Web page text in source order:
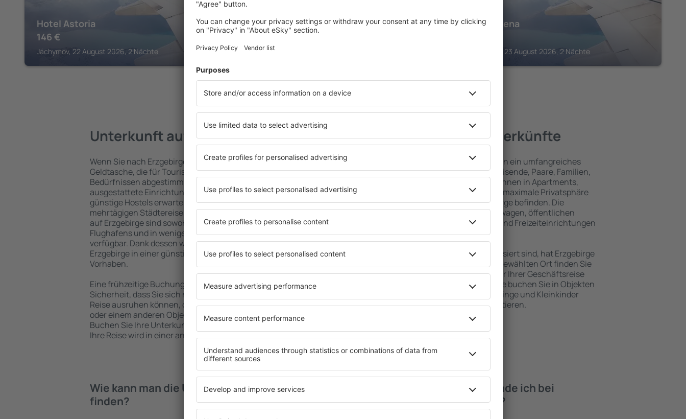
Hotel Astoria
146 €
Jáchymov, 22 August 2026, 2 Nächte
Hotel Almond
81€
Teplice, 22 August 2026, 2 Nächte
Hotel Arena
Chomutov, 23 August 2026, 2 Nächte
Mehr Angebote prüfen auf Erzgebirge
Unterkunft auf Erzgebirge
Wenn Sie nach Erzgebirge reisen, finden Sie Unterkünfte für jede
Geldtasche, die für Touristen mit unterschiedlichen
Bedürfnissen abgestimmt sind. Geräumige und komfortabel
ausgestattete Einrichtungen mit vielen Annehmlichkeiten und
günstige Hostels erwarten die Besucher, wo sie während einer
mehrtägigen Städtereise übernachten können. Die Unterkünfte
auf Erzgebirge sind sowohl im Zentrum als auch in der Nähe des
Flughafens und in weniger beliebten Stadtteilen oder Regionen
verfügbar. Dank dessen wählen Sie eine Unterkunft auf
Erzgebirge in einer günstigen Lage, abhängig von Ihren weiteren
Vorhaben.
Eine frühzeitige Buchung der Unterkunft auf Erzgebirge gibt die
Sicherheit, dass Sie sich nach dem Erreichen des Ziels nach der
Reise ausruhen können, ohne nach einem Hotel, einer Wohnung
oder einem anderen Objekt für Reisende suchen zu müssen.
Buchen Sie Ihre Unterkunft vor dem Besuch von Erzgebirge und
Ihre Reise wird in einer angenehmeren Atmosphäre verlaufen.
Erzgebirge – beste Unterkünfte
Die Unterkünfte auf Erzgebirge umfassen ein umfangreiches
Angebot von vielen Objekten für Alleinreisende, Paare, Familien,
Senioren und Gruppen. Die Besucher können in Apartments,
Hotels und Pensionen übernachten, die maximale Privatsphäre
bieten und sich im Zentrum von Erzgebirge befinden. Die
Annehmlichkeiten wie die Nähe zu Mietwagen, öffentlichen
Verkehrsmitteln, Geschäften, Service- und Freizeiteinrichtungen
sind die Garantie einer guten Erholung.
Wenn Sie an Luxusunterkünften interessiert sind, hat Erzgebirge
ein breites Angebot für Sie. An dem ausgewählten Ort finden Sie
alles, was Sie während Ihres Urlaubs oder Ihrer Geschäftsreise
benötigen. Die Unterkunft auf Erzgebirge buchen Sie in Objekten
mit Einrichtungen für Behinderte, Säuglinge und Kleinkinder
sowie für Reisende zusammen mit Haustieren.
Wie kann man die Unterkünfte auf Erzgebirge
finden?
Welche Annehmlichkeiten finde ich bei
Unterkünften auf Erzgebirge?